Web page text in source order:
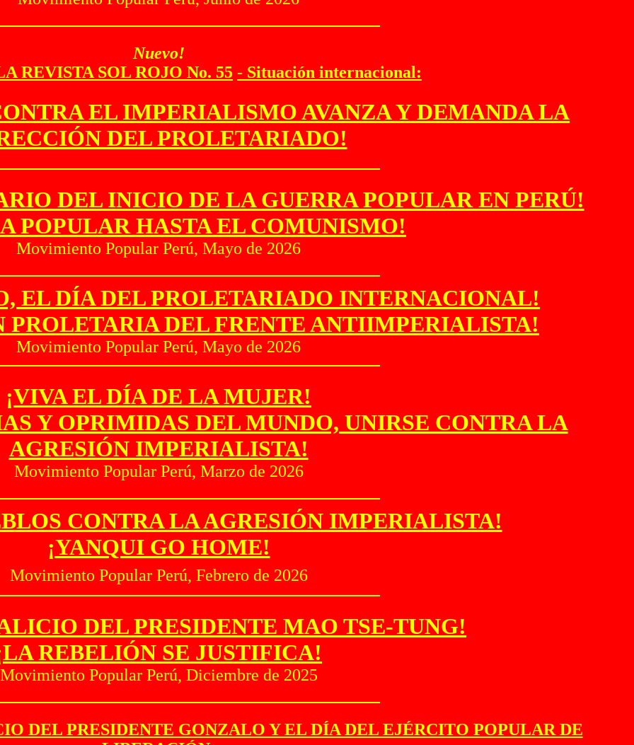
Nuevo!
REVISTA SOL ROJO No. 55 - Situación internacional:
EL IMPERIALISMO AVANZA Y DEMANDA LA
DEL PROLETARIADO!
DEL INICIO DE LA GUERRA POPULAR EN PERÚ!
POPULAR HASTA EL COMUNISMO!
Movimiento Popular Perú, Mayo de 2026
EL DÍA DEL PROLETARIADO INTERNACIONAL!
PROLETARIA DEL FRENTE ANTIIMPERIALISTA!
Movimiento Popular Perú, Mayo de 2026
¡VIVA EL DÍA DE LA MUJER!
Y OPRIMIDAS DEL MUNDO, UNIRSE CONTRA LA
AGRESIÓN IMPERIALISTA!
Movimiento Popular Perú, Marzo de 2026
CONTRA LA AGRESIÓN IMPERIALISTA!
¡YANQUI GO HOME!
Movimiento Popular Perú, Febrero de 2026
DEL PRESIDENTE MAO TSE-TUNG!
REBELIÓN SE JUSTIFICA!
Movimiento Popular Perú, Diciembre de 2025
DEL PRESIDENTE GONZALO Y EL DÍA DEL EJÉRCITO POPULAR DE